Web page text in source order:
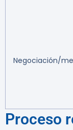
Negociación/
Proceso